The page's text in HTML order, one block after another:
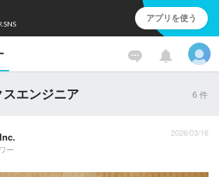
SNS アプリを使う
エンジニア 6 件
ー
2026/03/16